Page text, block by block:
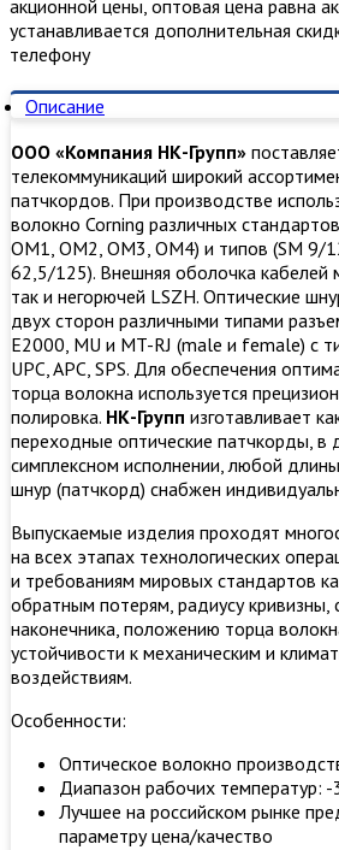
акционной цены, оптовая цена равна
устанавливается дополнительная
телефону
Описание
ООО «Компания НК-Групп»
телекоммуникаций широкий
патчкордов. При производстве
волокно Corning различных
OM1, OM2, OM3, ОМ4) и типов (SM 9/
62,5/125). Внешняя оболочка кабелей
так и негорючей LSZH. Оптические
двух сторон различными типами
E2000, MU и MT-RJ (male и female) с
UPC, APC, SPS. Для обеспечения
торца волокна используется
полировка. НК-Групп изготавливает
переходные оптические патчкорды, в
симплексном исполнении, любой
шнур (патчкорд) снабжен
Выпускаемые изделия проходят
на всех этапах технологических
и требованиям мировых стандартов
обратным потерям, радиусу
наконечника, положению торца
устойчивости к механическим и
воздействиям.
Особенности:
Оптическое волокно
Диапазон рабочих температур:
Лучшее на российском рынке
параметру цена/качество